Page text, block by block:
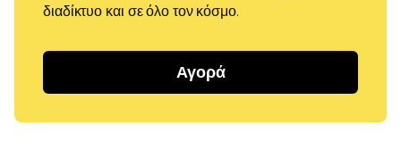
διαδίκτυο και σε όλο τον κόσμο.
Αγορά